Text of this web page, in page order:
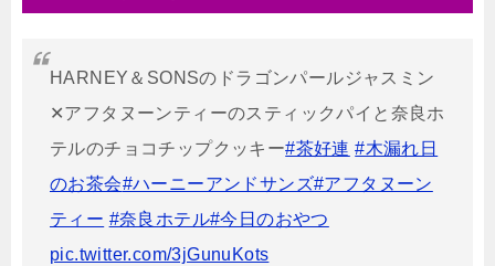
HARNEY＆SONSのドラゴンパールジャスミン
✕アフタヌーンティーのスティックパイと奈良ホ
テルのチョコチップクッキー#茶好連 #木漏れ日
のお茶会#ハーニーアンドサンズ#アフタヌーン
ティー #奈良ホテル#今日のおやつ
pic.twitter.com/3jGunuKots